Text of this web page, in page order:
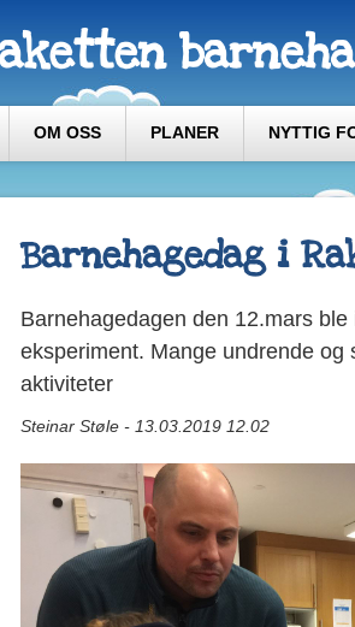
OM OSS PLANER NYTTIG
Barnehagedag i
Barnehagedagen den 12.mars
eksperiment. Mange undrende
aktiviteter
Steinar Støle - 13.03.2019 12.02